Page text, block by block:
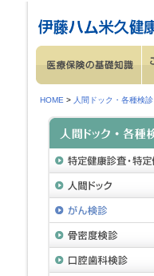
HOME > 人間ドック・各種検診